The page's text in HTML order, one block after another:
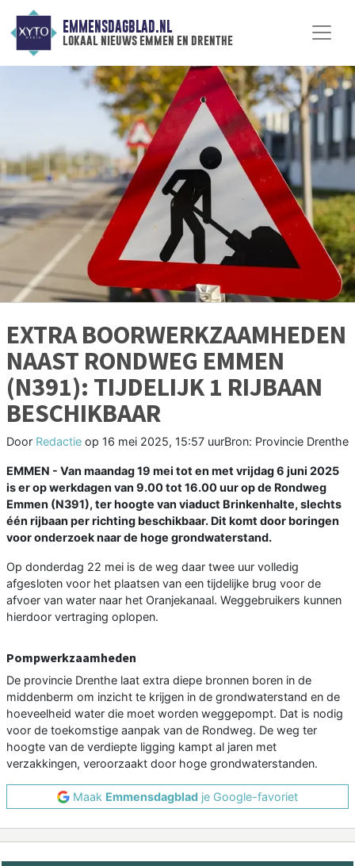
EMMENSDAGBLAD.NL
lokaal nieuws emmen en drenthe
EXTRA BOORWERKZAAMHEDEN
NAAST RONDWEG EMMEN
(N391): TIJDELIJK 1 RIJBAAN
BESCHIKBAAR
Door Redactie op 16 mei 2025, 15:57 uurBron: Provincie Drenthe
EMMEN - Van maandag 19 mei tot en met vrijdag 6 juni 2025
is er op werkdagen van 9.00 tot 16.00 uur op de Rondweg
Emmen (N391), ter hoogte van viaduct Brinkenhalte, slechts
één rijbaan per richting beschikbaar. Dit komt door boringen
voor onderzoek naar de hoge grondwaterstand.
Op donderdag 22 mei is de weg daar twee uur volledig
afgesloten voor het plaatsen van een tijdelijke brug voor de
afvoer van water naar het Oranjekanaal. Weggebruikers kunnen
hierdoor vertraging oplopen.
Pompwerkzaamheden
De provincie Drenthe laat extra diepe bronnen boren in de
middenberm om inzicht te krijgen in de grondwaterstand en de
hoeveelheid water die moet worden weggepompt. Dat is nodig
voor de toekomstige aanpak van de Rondweg. De weg ter
hoogte van de verdiepte ligging kampt al jaren met
verzakkingen, veroorzaakt door hoge grondwaterstanden.
Maak Emmensdagblad je Google-favoriet